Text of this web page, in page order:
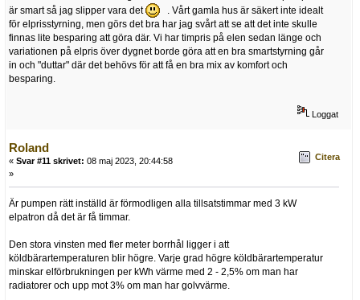
är smart så jag slipper vara det
. Vårt gamla hus är säkert inte idealt
för elprisstyrning, men görs det bra har jag svårt att se att det inte skulle
finnas lite besparing att göra där. Vi har timpris på elen sedan länge och
variationen på elpris över dygnet borde göra att en bra smartstyrning går
in och "duttar" där det behövs för att få en bra mix av komfort och
besparing.
Loggat
Roland
« Svar #11 skrivet: 08 maj 2023, 20:44:58
»
Citera
Är pumpen rätt inställd är förmodligen alla tillsatstimmar med 3 kW
elpatron då det är få timmar.
Den stora vinsten med fler meter borrhål ligger i att
köldbärartemperaturen blir högre. Varje grad högre köldbärartemperatur
minskar elförbrukningen per kWh värme med 2 - 2,5% om man har
radiatorer och upp mot 3% om man har golvvärme.